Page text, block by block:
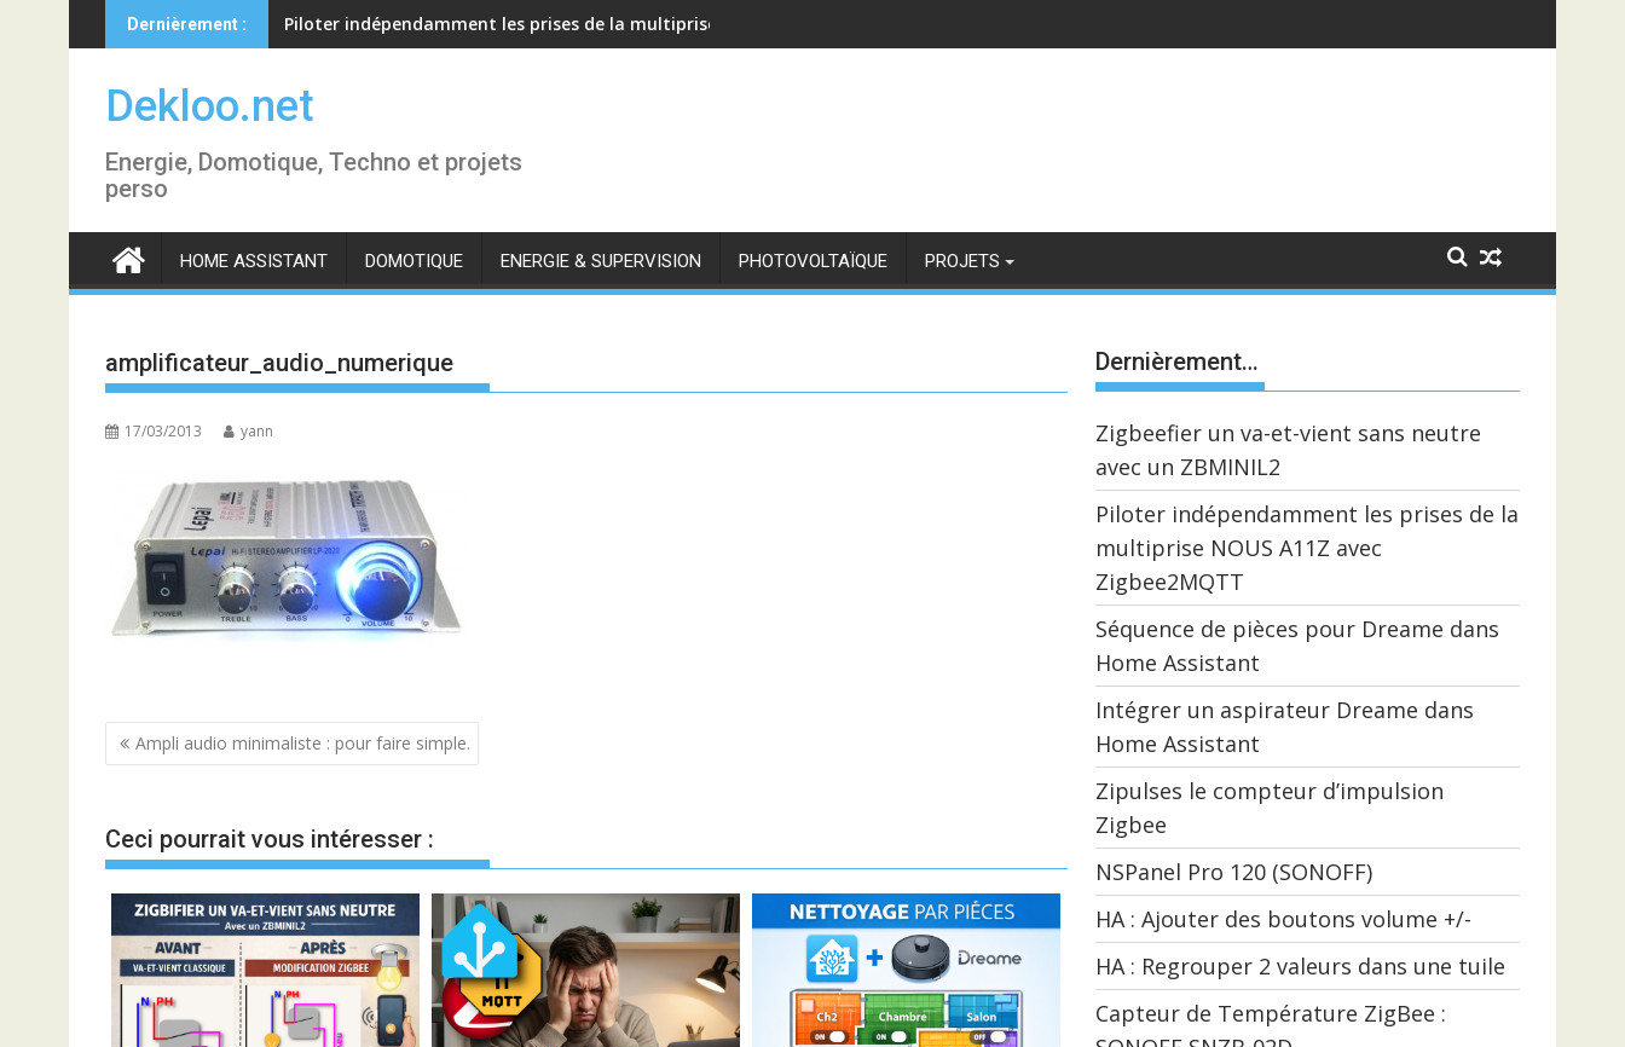
to
content
Dernièrement : Piloter indépendamment les prises de la multiprise NOUS A11Z avec Zigbee2MQTT
Dekloo.net
Energie, Domotique, Techno et projets
perso
HOME ASSISTANT DOMOTIQUE ENERGIE & SUPERVISION PHOTOVOLTAÏQUE PROJETS
amplificateur_audio_numerique
17/03/2013 yann
Navigation
l’article
Ampli audio minimaliste : pour faire simple.
Ceci pourrait vous intéresser :
Dernièrement…
Zigbeefier un va-et-vient sans neutre
avec un ZBMINIL2
Piloter indépendamment les prises de la
multiprise NOUS A11Z avec
Zigbee2MQTT
Séquence de pièces pour Dreame dans
Home Assistant
Intégrer un aspirateur Dreame dans
Home Assistant
Zipulses le compteur d’impulsion
Zigbee
NSPanel Pro 120 (SONOFF)
HA : Ajouter des boutons volume +/-
HA : Regrouper 2 valeurs dans une tuile
Capteur de Température ZigBee :